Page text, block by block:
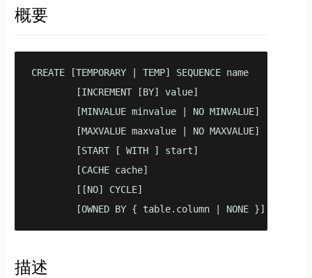
概要
CREATE [TEMPORARY | TEMP] SEQUENCE name
        [INCREMENT [BY] value]
        [MINVALUE minvalue | NO MINVALUE]
        [MAXVALUE maxvalue | NO MAXVALUE]
        [START [ WITH ] start]
        [CACHE cache]
        [[NO] CYCLE]
        [OWNED BY { table.column | NONE }]
描述